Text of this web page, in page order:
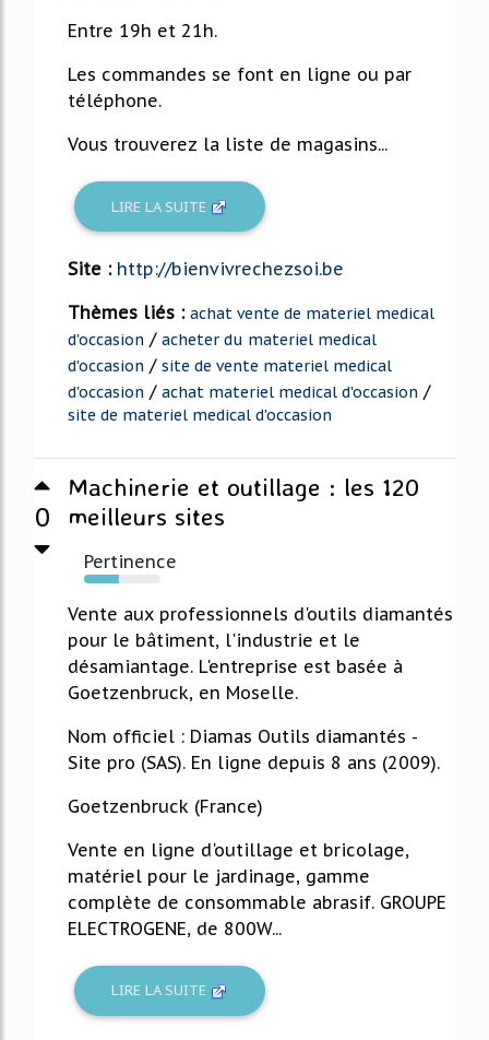
Entre 19h et 21h.
Les commandes se font en ligne ou par
téléphone.
Vous trouverez la liste de magasins...
LIRE LA SUITE
Site : http://bienvivrechezsoi.be
Thèmes liés : achat vente de materiel medical
d'occasion / acheter du materiel medical
d'occasion / site de vente materiel medical
d'occasion / achat materiel medical d'occasion /
site de materiel medical d'occasion
0
Machinerie et outillage : les 120
meilleurs sites
Pertinence
46%
Vente aux professionnels d'outils diamantés
pour le bâtiment, l'industrie et le
désamiantage. L'entreprise est basée à
Goetzenbruck, en Moselle.
Nom officiel : Diamas Outils diamantés -
Site pro (SAS). En ligne depuis 8 ans (2009).
Goetzenbruck (France)
Vente en ligne d'outillage et bricolage,
matériel pour le jardinage, gamme
complète de consommable abrasif. GROUPE
ELECTROGENE, de 800W...
LIRE LA SUITE